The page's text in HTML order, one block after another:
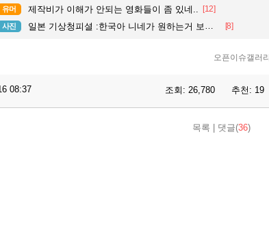
유머 제작비가 이해가 안되는 영화들이 좀 있네.. [12]
사진 일본 기상청피셜 :한국아 니네가 원하는거 보내줄게 [8]
오픈이슈갤러리
08:37 조회: 26,780 추천: 19
목록 댓글(36)